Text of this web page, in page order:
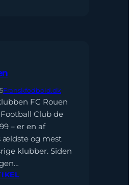
Franskfodbold.dk
FC Rouen
Club de
– er en af
ældste og mest
klubber. Siden